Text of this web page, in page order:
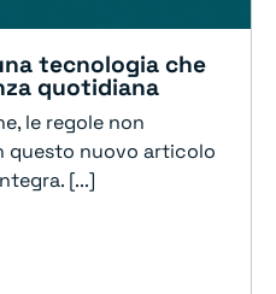
tecnologia che
quotidiana
le regole non
questo nuovo articolo
[...]